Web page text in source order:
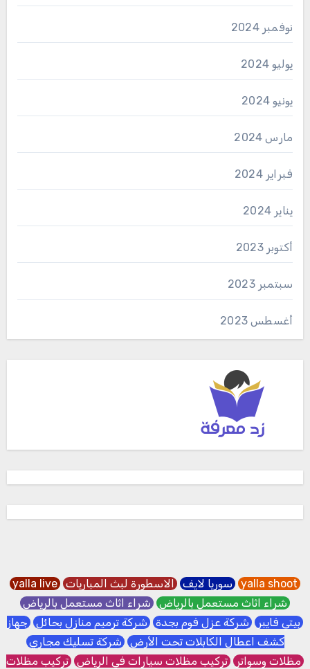
نوفمبر 2024
يوليو 2024
يونيو 2024
مارس 2024
فبراير 2024
يناير 2024
أكتوبر 2023
سبتمبر 2023
أغسطس 2023
yalla shoot سوريا لايف الاسطورة لبث المباريات yalla live
شراء اثاث مستعمل بالرياض شراء اثاث مستعمل بالرياض
بيتي فايبر شركة عزل فوم بجدة شركة ترميم منازل بحائل جهاز
كشف اعطال الكابلات تحت الأرض شركة تسليك مجاري
مظلات وسواتر تركيب مظلات سيارات في الرياض تركيب مظلات